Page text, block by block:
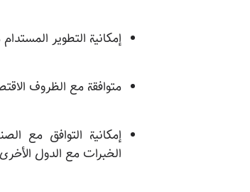
إمكانية التطوير
متوافقة مع الظروف
إمكانية التوافق مع
الخبرات مع الدول الأخرى